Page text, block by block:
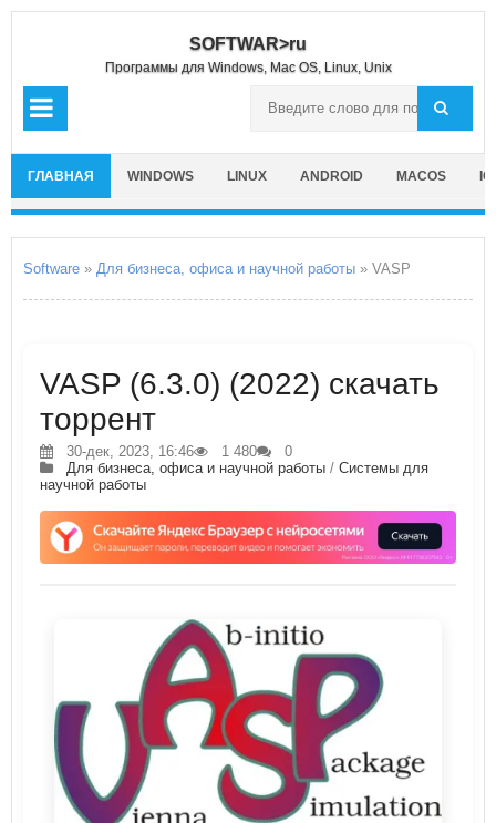
SOFTWAR>ru
Программы для Windows, Mac OS, Linux, Unix
ГЛАВНАЯ WINDOWS LINUX ANDROID MACOS
Software » Для бизнеса, офиса и научной работы » VASP
VASP (6.3.0) (2022) скачать
торрент
30-дек, 2023, 16:46 1 480
0
Для бизнеса, офиса и научной работы / Системы для
научной работы